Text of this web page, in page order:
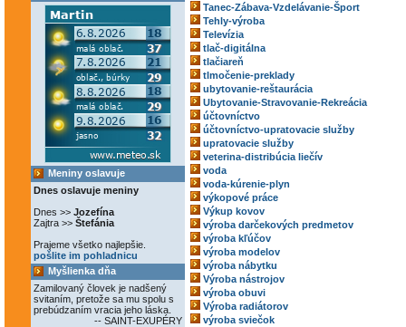
Meniny oslavuje
Dnes oslavuje meniny
Dnes >> Jozefína
Zajtra >> Štefánia
Prajeme všetko najlepšie.
pošlite im pohladnicu
Myšlienka dňa
Zamilovaný človek je nadšený
svitaním, pretože sa mu spolu s
prebúdzaním vracia jeho láska.
-- SAINT-EXUPÉRY
Tanec-Zábava-Vzdelávanie-Šport
Tehly-výroba
Televízia
tlač-digitálna
tlačiareň
tlmočenie-preklady
ubytovanie-reštaurácia
Ubytovanie-Stravovanie-Rekreácia
účtovníctvo
účtovníctvo-upratovacie služby
upratovacie služby
veterina-distribúcia liečív
voda
voda-kúrenie-plyn
výkopové práce
Výkup kovov
výroba darčekových predmetov
výroba kľúčov
výroba modelov
výroba nábytku
Výroba nástrojov
výroba obuvi
Výroba radiátorov
výroba sviečok